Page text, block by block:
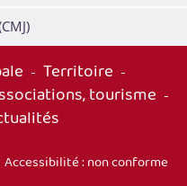
- Territoire -
tourisme -
Accessibilité : non conforme